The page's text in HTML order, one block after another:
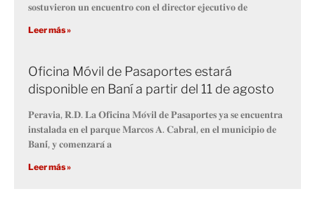
𝐬𝐨𝐬𝐭𝐮𝐯𝐢𝐞𝐫𝐨𝐧 𝐮𝐧 𝐞𝐧𝐜𝐮𝐞𝐧𝐭𝐫𝐨 𝐜𝐨𝐧 𝐞𝐥 𝐝𝐢𝐫𝐞𝐜𝐭𝐨𝐫 𝐞𝐣𝐞𝐜𝐮𝐭𝐢𝐯𝐨 𝐝𝐞
Leer más »
Oficina Móvil de Pasaportes estará
disponible en Baní a partir del 11 de agosto
𝐏𝐞𝐫𝐚𝐯𝐢𝐚, 𝐑.𝐃. 𝐋𝐚 𝐎𝐟𝐢𝐜𝐢𝐧𝐚 𝐌𝐨́𝐯𝐢𝐥 𝐝𝐞 𝐏𝐚𝐬𝐚𝐩𝐨𝐫𝐭𝐞𝐬 𝐲𝐚 𝐬𝐞 𝐞𝐧𝐜𝐮𝐞𝐧𝐭𝐫𝐚
𝐢𝐧𝐬𝐭𝐚𝐥𝐚𝐝𝐚 𝐞𝐧 𝐞𝐥 𝐩𝐚𝐫𝐪𝐮𝐞 𝐌𝐚𝐫𝐜𝐨𝐬 𝐀. 𝐂𝐚𝐛𝐫𝐚𝐥, 𝐞𝐧 𝐞𝐥 𝐦𝐮𝐧𝐢𝐜𝐢𝐩𝐢𝐨 𝐝𝐞
𝐁𝐚𝐧𝐢́, 𝐲 𝐜𝐨𝐦𝐞𝐧𝐳𝐚𝐫𝐚́ 𝐚
Leer más »